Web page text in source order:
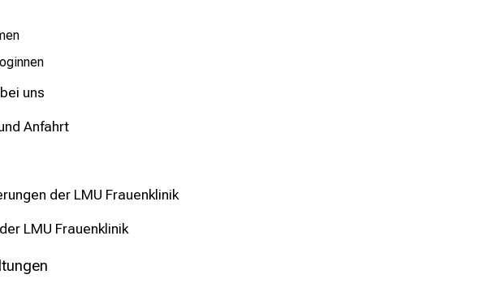
uns
Anfahrt
der LMU Frauenklinik
LMU Frauenklinik